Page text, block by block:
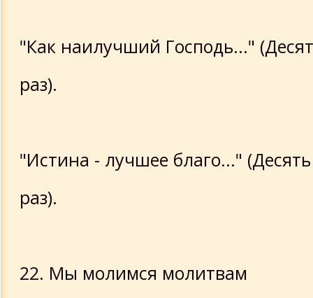
"Как наилучший Господь..."
раз).
"Истина - лучшее благо..." (Десять
раз).
22. Мы молимся молитвам